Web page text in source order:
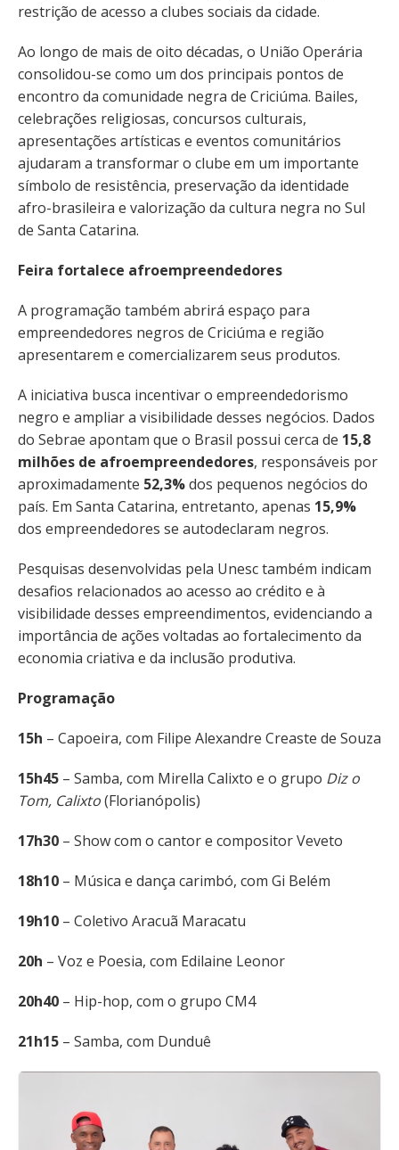
restrição de acesso a clubes sociais da cidade.
Ao longo de mais de oito décadas, o União Operária
consolidou-se como um dos principais pontos de
encontro da comunidade negra de Criciúma. Bailes,
celebrações religiosas, concursos culturais,
apresentações artísticas e eventos comunitários
ajudaram a transformar o clube em um importante
símbolo de resistência, preservação da identidade
afro-brasileira e valorização da cultura negra no Sul
de Santa Catarina.
Feira fortalece afroempreendedores
A programação também abrirá espaço para
empreendedores negros de Criciúma e região
apresentarem e comercializarem seus produtos.
A iniciativa busca incentivar o empreendedorismo
negro e ampliar a visibilidade desses negócios. Dados
do Sebrae apontam que o Brasil possui cerca de 15,8
milhões de afroempreendedores, responsáveis por
aproximadamente 52,3%dos pequenos negócios do
país. Em Santa Catarina, entretanto, apenas 15,9%
dos empreendedores se autodeclaram negros.
Pesquisas desenvolvidas pela Unesc também indicam
desafios relacionados ao acesso ao crédito e à
visibilidade desses empreendimentos, evidenciando a
importância de ações voltadas ao fortalecimento da
economia criativa e da inclusão produtiva.
Programação
15h – Capoeira, com Filipe Alexandre Creaste de Souza
15h45 – Samba, com Mirella Calixto e o grupo Diz o
Tom, Calixto(Florianópolis)
17h30 – Show com o cantor e compositor Veveto
18h10 – Música e dança carimbó, com Gi Belém
19h10 – Coletivo Aracuã Maracatu
20h – Voz e Poesia, com Edilaine Leonor
20h40 – Hip-hop, com o grupo CM4
21h15 – Samba, com Dunduê